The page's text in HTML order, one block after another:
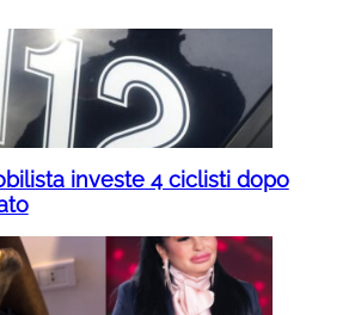
investe 4 ciclisti dopo